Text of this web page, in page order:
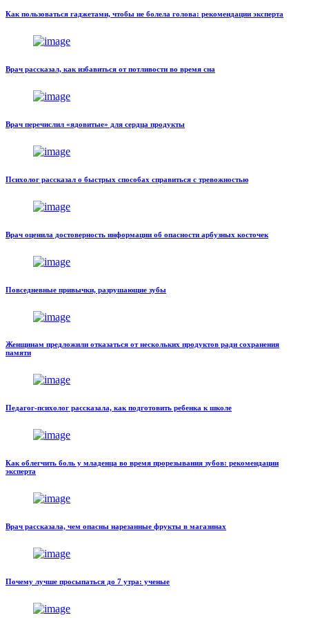
Как пользоваться гаджетами, чтобы не болела голова: рекомендации эксперта
Врач рассказал, как избавиться от потливости во время сна
Врач перечислил «ядовитые» для сердца продукты
Психолог рассказал о быстрых способах справиться с тревожностью
Врач оценила достоверность информации об опасности арбузных косточек
Повседневные привычки, разрушающие зубы
Женщинам предложили отказаться от нескольких продуктов ради сохранения
памяти
Педагог-психолог рассказала, как подготовить ребенка к школе
Как облегчить боль у младенца во время прорезывания зубов: рекомендации
эксперта
Врач рассказала, чем опасны нарезанные фрукты в магазинах
Почему лучше просыпаться до 7 утра: ученые